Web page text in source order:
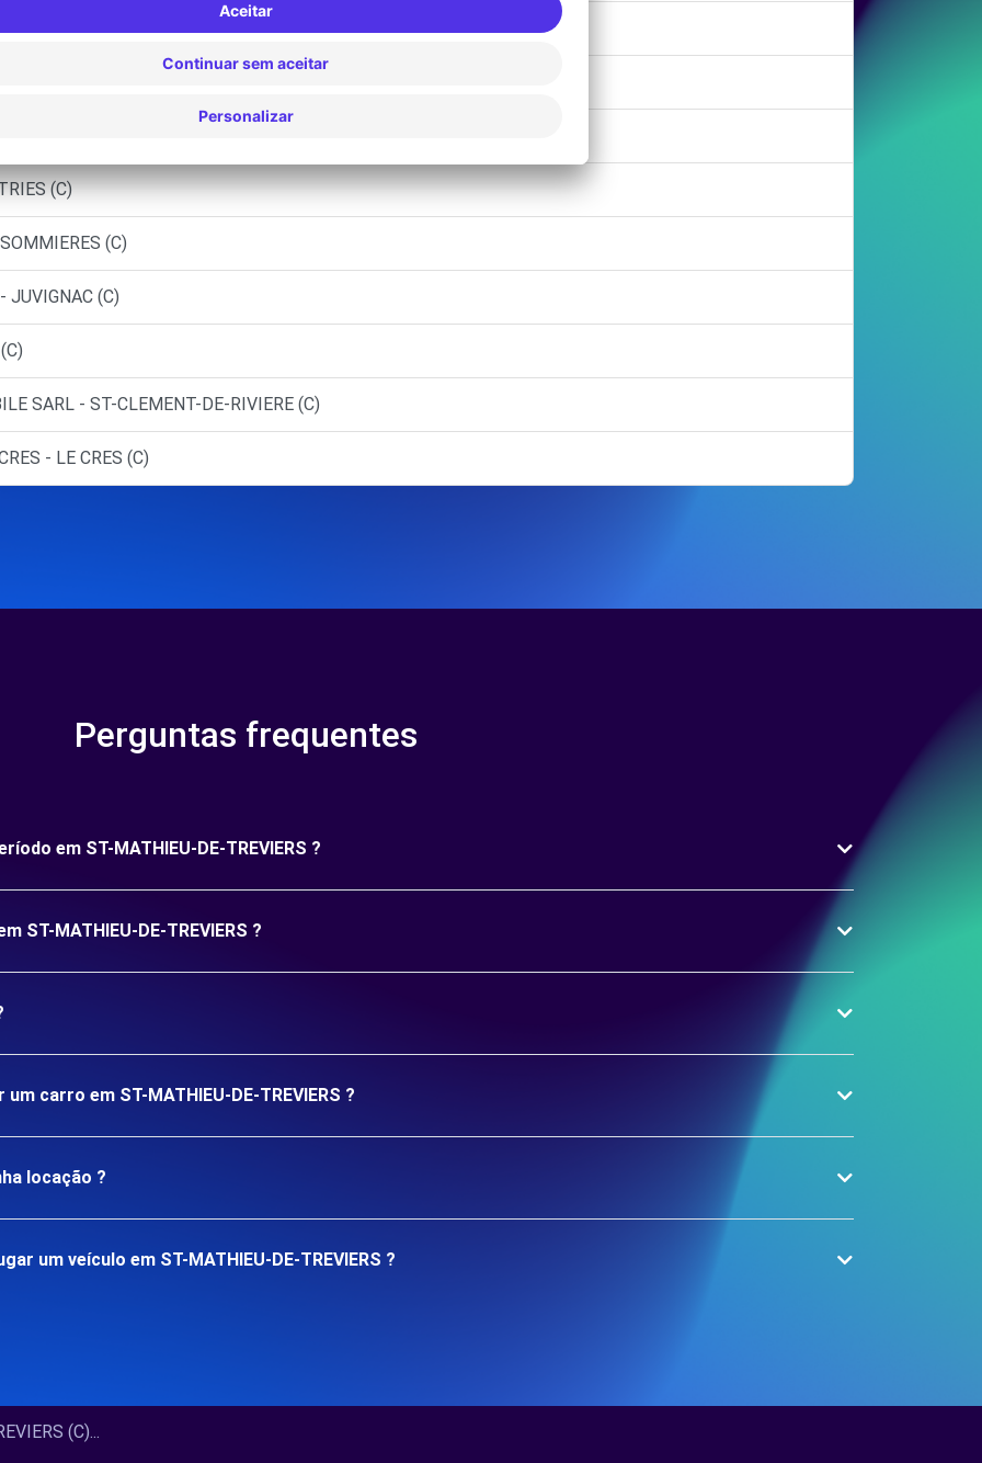
(C)
(C)
JUVIGNAC (C)
SARL - ST-CLEMENT-DE-RIVIERE (C)
- LE CRES (C)
Perguntas frequentes
em ST-MATHIEU-DE-TREVIERS ?
ST-MATHIEU-DE-TREVIERS ?
carro em ST-MATHIEU-DE-TREVIERS ?
locação ?
um veículo em ST-MATHIEU-DE-TREVIERS ?
(C)...